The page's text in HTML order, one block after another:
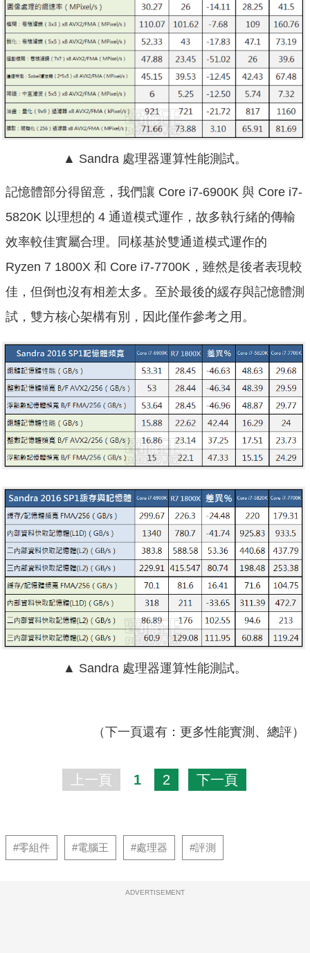
▲ Sandra 處理器運算性能測試。
記憶體部分得留意，我們讓 Core i7-6900K 與 Core i7-
5820K 以理想的 4 通道模式運作，故多執行緒的傳輸
效率較佳實屬合理。同樣基於雙通道模式運作的
Ryzen 7 1800X 和 Core i7-7700K，雖然是後者表現較
佳，但倒也沒有相差太多。至於最後的緩存與記憶體測
試，雙方核心架構有別，因此僅作參考之用。
▲ Sandra 處理器運算性能測試。
（下一頁還有：更多性能實測、總評）
上一頁 1 2 下一頁
#零組件 #電腦王 #處理器 #評測
ADVERTISEMENT